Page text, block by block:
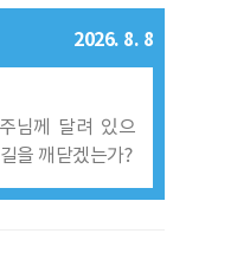
2026. 8. 8
님께 달려 있으
을 깨닫겠는가?